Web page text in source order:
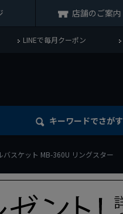
店舗のご案内
LINEで毎月クーポン
キーワードでさがす
バスケット MB-360U リングスター